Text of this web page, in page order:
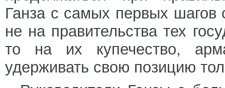
Ганза с самых первых шагов
не на правительства тех
то на их купечество,
удерживать свою позицию